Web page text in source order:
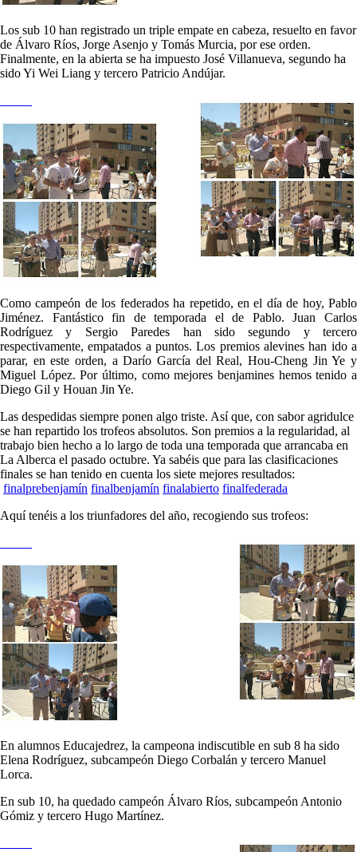
Los sub 10 han registrado un triple empate en cabeza, resuelto en favor
de Álvaro Ríos, Jorge Asenjo y Tomás Murcia, por ese orden.
Finalmente, en la abierta se ha impuesto José Villanueva, segundo ha
sido Yi Wei Liang y tercero Patricio Andújar.
Como campeón de los federados ha repetido, en el día de hoy, Pablo
Jiménez. Fantástico fin de temporada el de Pablo. Juan Carlos
Rodríguez y Sergio Paredes han sido segundo y tercero
respectivamente, empatados a puntos. Los premios alevines han ido a
parar, en este orden, a Darío García del Real, Hou-Cheng Jin Ye y
Miguel López. Por último, como mejores benjamines hemos tenido a
Diego Gil y Houan Jin Ye.
Las despedidas siempre ponen algo triste. Así que, con sabor agridulce
se han repartido los trofeos absolutos. Son premios a la regularidad, al
trabajo bien hecho a lo largo de toda una temporada que arrancaba en
La Alberca el pasado octubre. Ya sabéis que para las clasificaciones
finales se han tenido en cuenta los siete mejores resultados:
finalprebenjamín finalbenjamín finalabierto finalfederada
Aquí tenéis a los triunfadores del año, recogiendo sus trofeos:
En alumnos Educajedrez, la campeona indiscutible en sub 8 ha sido
Elena Rodríguez, subcampeón Diego Corbalán y tercero Manuel
Lorca.
En sub 10, ha quedado campeón Álvaro Ríos, subcampeón Antonio
Gómiz y tercero Hugo Martínez.